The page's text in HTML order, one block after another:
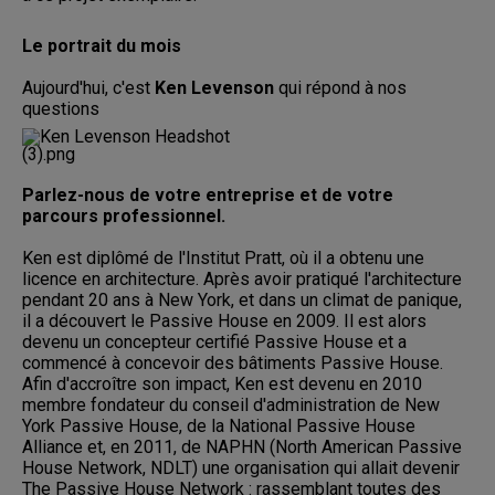
Le portrait du mois
Aujourd'hui, c'est Ken Levenson qui répond à nos
questions
Parlez-nous de votre entreprise et de votre
parcours professionnel.
Ken est diplômé de l'Institut Pratt, où il a obtenu une
licence en architecture. Après avoir pratiqué l'architecture
pendant 20 ans à New York, et dans un climat de panique,
il a découvert le Passive House en 2009. Il est alors
devenu un concepteur certifié Passive House et a
commencé à concevoir des bâtiments Passive House.
Afin d'accroître son impact, Ken est devenu en 2010
membre fondateur du conseil d'administration de New
York Passive House, de la National Passive House
Alliance et, en 2011, de NAPHN (North American Passive
House Network, NDLT) une organisation qui allait devenir
The Passive House Network : rassemblant toutes des